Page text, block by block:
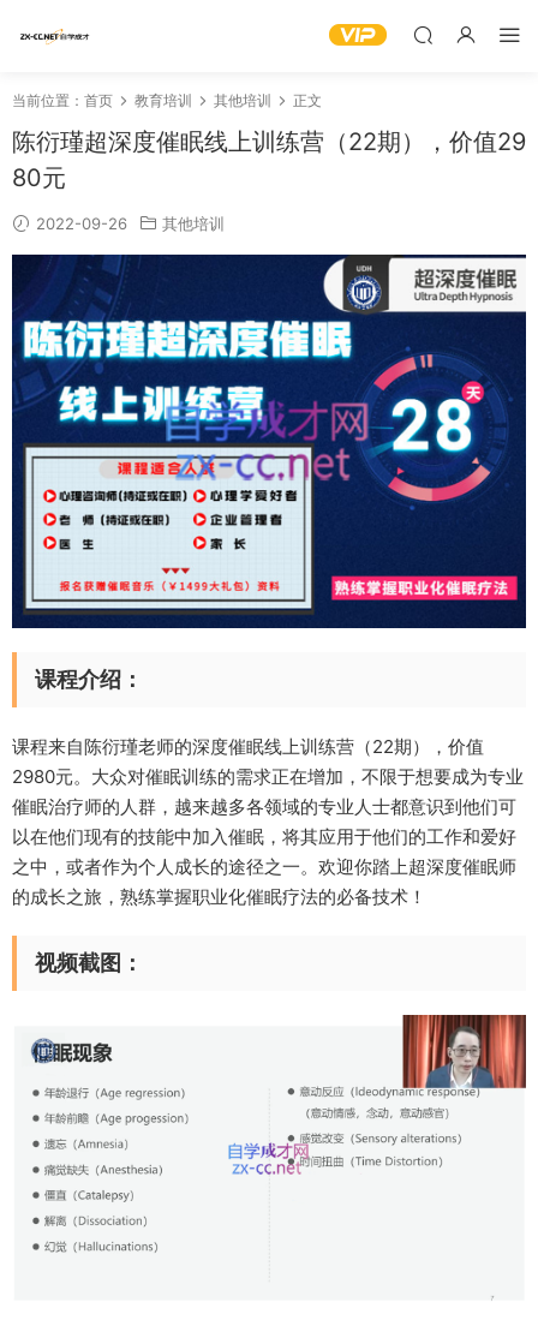
当前位置： 首页 教育培训 其他培训 正文
陈衍瑾超深度催眠线上训练营（22期），价值29
80元
2022-09-26 其他培训
课程介绍：
课程来自陈衍瑾老师的深度催眠线上训练营（22期），价值
2980元。大众对催眠训练的需求正在增加，不限于想要成为专业
催眠治疗师的人群，越来越多各领域的专业人士都意识到他们可
以在他们现有的技能中加入催眠，将其应用于他们的工作和爱好
之中，或者作为个人成长的途径之一。欢迎你踏上超深度催眠师
的成长之旅，熟练掌握职业化催眠疗法的必备技术！
视频截图：